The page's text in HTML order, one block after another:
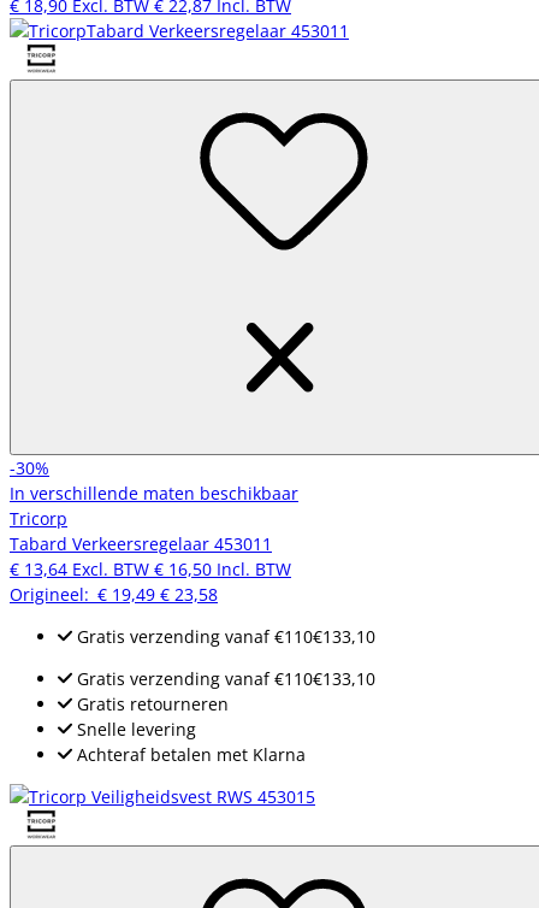
€ 18,90 Excl. BTW € 22,87 Incl. BTW
-30%
In verschillende maten beschikbaar
Tricorp
Tabard Verkeersregelaar 453011
€ 13,64 Excl. BTW € 16,50 Incl. BTW
Origineel: € 19,49 € 23,58
Gratis verzending vanaf€110€133,10
Gratis verzending vanaf€110€133,10
Gratis retourneren
Snelle levering
Achteraf betalen met Klarna